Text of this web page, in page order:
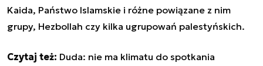
Kaida, Państwo Islamskie i różne powiązane z nim
grupy, Hezbollah czy kilka ugrupowań palestyńskich.
Czytaj też: Duda: nie ma klimatu do spotkania